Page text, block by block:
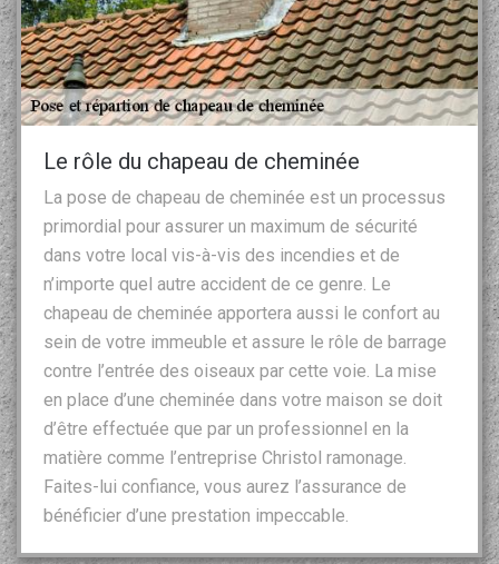
Le rôle du chapeau de cheminée
La pose de chapeau de cheminée est un processus
primordial pour assurer un maximum de sécurité
dans votre local vis-à-vis des incendies et de
n’importe quel autre accident de ce genre. Le
chapeau de cheminée apportera aussi le confort au
sein de votre immeuble et assure le rôle de barrage
contre l’entrée des oiseaux par cette voie. La mise
en place d’une cheminée dans votre maison se doit
d’être effectuée que par un professionnel en la
matière comme l’entreprise Christol ramonage.
Faites-lui confiance, vous aurez l’assurance de
bénéficier d’une prestation impeccable.